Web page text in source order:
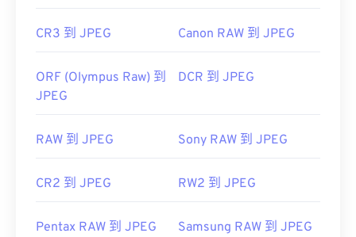
CR3 到 JPEG Canon RAW 到 JPEG
ORF (Olympus Raw) 到
JPEG
DCR 到 JPEG
RAW 到 JPEG Sony RAW 到 JPEG
CR2 到 JPEG RW2 到 JPEG
Pentax RAW 到 JPEG Samsung RAW 到 JPEG